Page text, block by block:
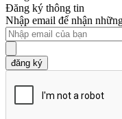
Đăng ký thông tin
Nhập email để nhận
đăng ký